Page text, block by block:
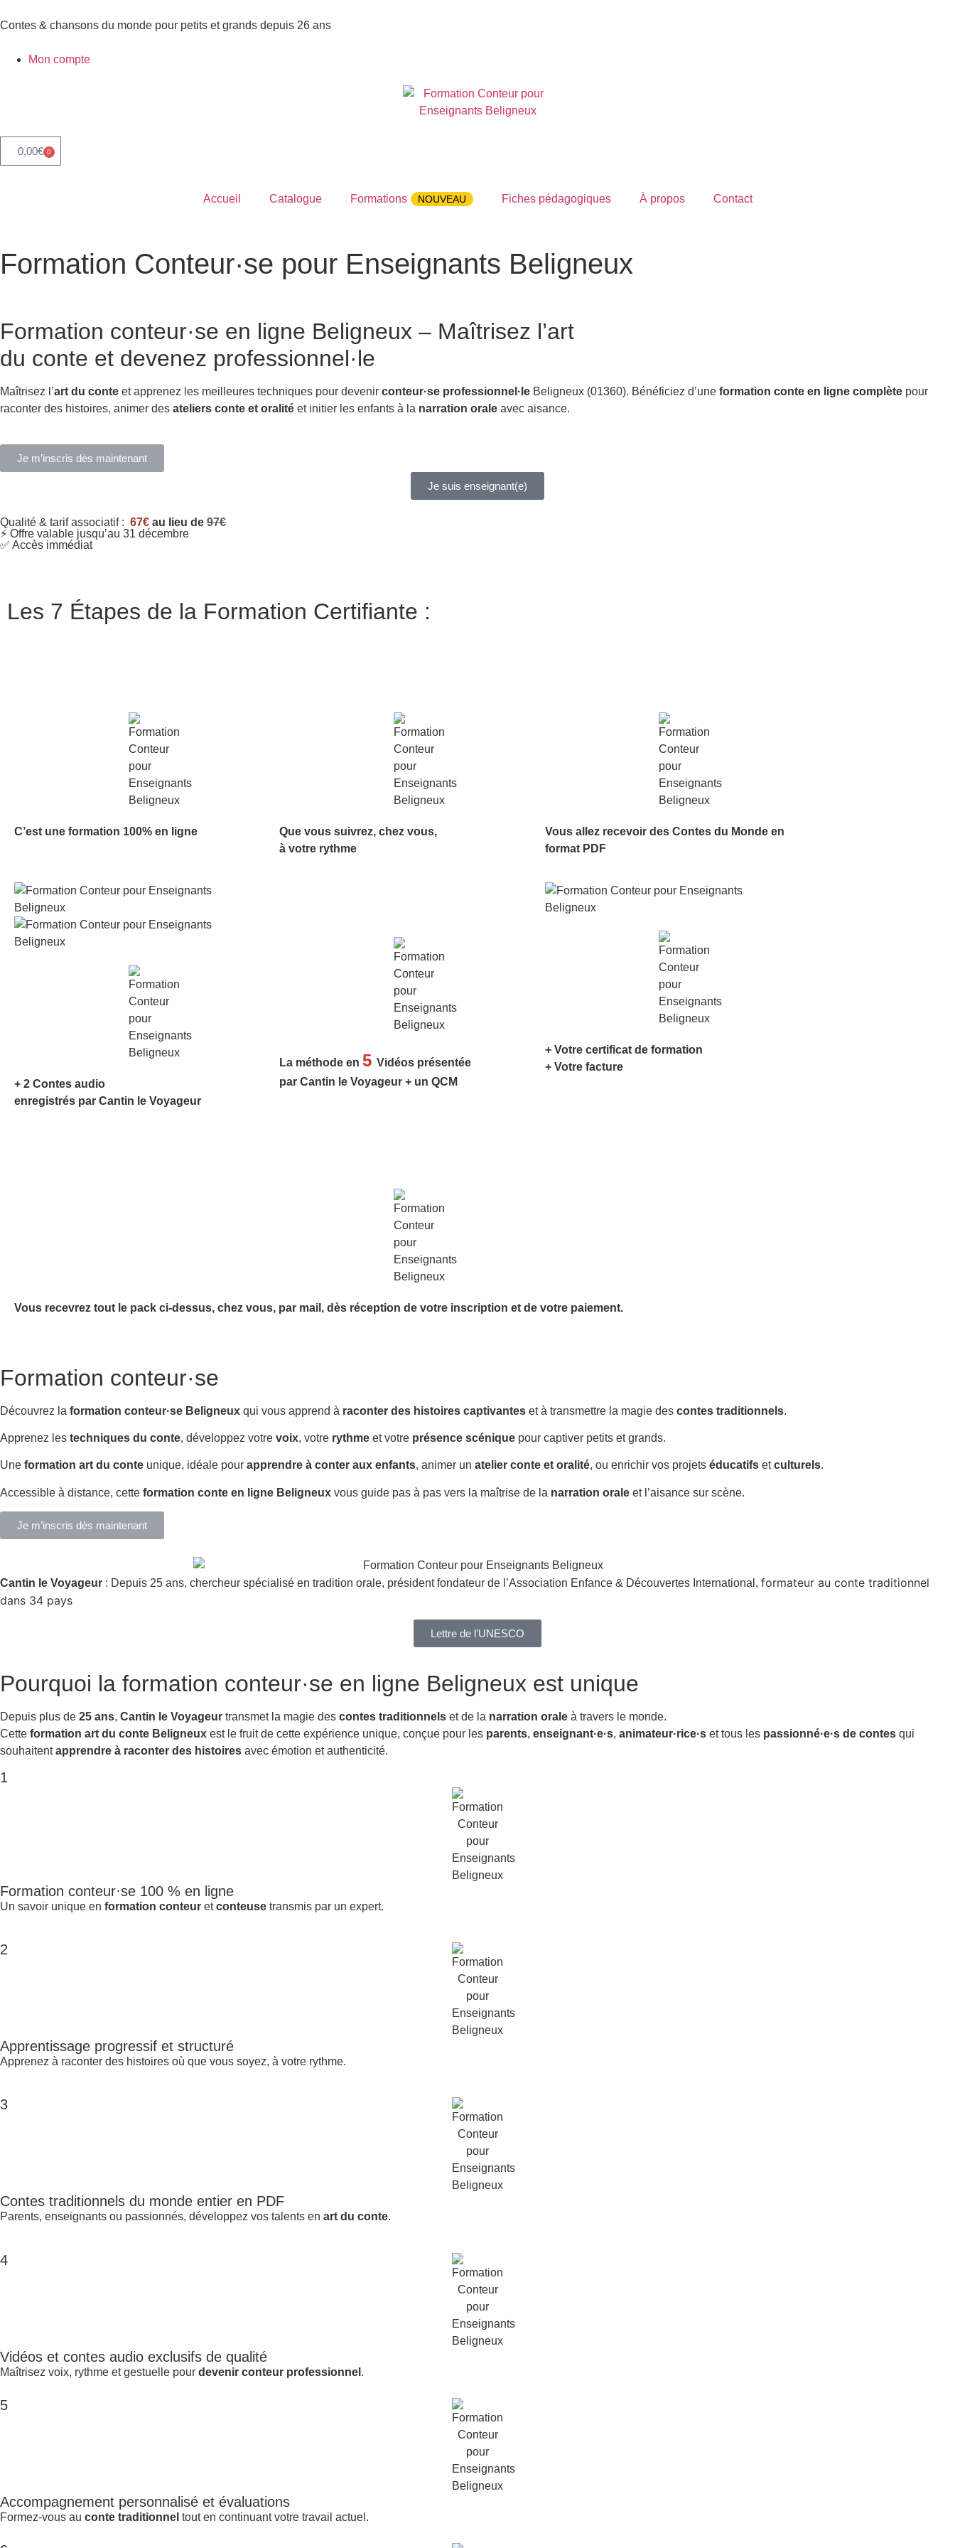
Contes & chansons du monde pour petits et grands depuis 26 ans
Mon compte
0,00€ 0
Accueil Catalogue Formations NOUVEAU Fiches pédagogiques À propos Contact
Formation Conteur·se pour Enseignants Beligneux
Formation conteur·se en ligne Beligneux – Maîtrisez l’art
du conte et devenez professionnel·le
Maîtrisez l’art du conte et apprenez les meilleures techniques pour devenir conteur·se professionnel·le Beligneux (01360). Bénéficiez d’une formation conte en ligne complète pour
raconter des histoires, animer des ateliers conte et oralité et initier les enfants à la narration orale avec aisance.
Je m’inscris dès maintenant
Je suis enseignant(e)
Qualité & tarif associatif : 67€ au lieu de 97€
⚡ Offre valable jusqu’au 31 décembre
✅ Accès immédiat
Les 7 Étapes de la Formation Certifiante :
C’est une formation 100% en ligne
Que vous suivrez, chez vous,
à votre rythme
Vous allez recevoir des Contes du Monde en
format PDF
+ 2 Contes audio
enregistrés par Cantin le Voyageur
La méthode en5Vidéos présentée
par Cantin le Voyageur + un QCM
+ Votre certificat de formation
+ Votre facture
Vous recevrez tout le pack ci-dessus, chez vous, par mail, dès réception de votre inscription et de votre paiement.
Formation conteur·se
Découvrez la formation conteur·se Beligneux qui vous apprend à raconter des histoires captivantes et à transmettre la magie des contes traditionnels.
Apprenez les techniques du conte, développez votre voix, votre rythme et votre présence scénique pour captiver petits et grands.
Une formation art du conte unique, idéale pour apprendre à conter aux enfants, animer un atelier conte et oralité, ou enrichir vos projets éducatifs etculturels.
Accessible à distance, cette formation conte en ligne Beligneux vous guide pas à pas vers la maîtrise de la narration orale et l’aisance sur scène.
Je m’inscris dès maintenant
Cantin le Voyageur : Depuis 25 ans, chercheur spécialisé en tradition orale, président fondateur de l’Association Enfance & Découvertes International, formateur au conte traditionnel
dans 34 pays
Lettre de l'UNESCO
Pourquoi la formation conteur·se en ligne Beligneux est unique
Depuis plus de 25 ans, Cantin le Voyageur transmet la magie des contes traditionnels et de la narration orale à travers le monde.
Cette formation art du conte Beligneux est le fruit de cette expérience unique, conçue pour les parents, enseignant·e·s, animateur·rice·s et tous les passionné·e·s de contes qui
souhaitentapprendre à raconter des histoires avec émotion et authenticité.
1
Formation conteur·se 100 % en ligne
Un savoir unique en formation conteur etconteuse transmis par un expert.
2
Apprentissage progressif et structuré
Apprenez à raconter des histoires où que vous soyez, à votre rythme.
3
Contes traditionnels du monde entier en PDF
Parents, enseignants ou passionnés, développez vos talents en art du conte.
4
Vidéos et contes audio exclusifs de qualité
Maîtrisez voix, rythme et gestuelle pour devenir conteur professionnel .
5
Accompagnement personnalisé et évaluations
Formez-vous au conte traditionnel tout en continuant votre travail actuel.